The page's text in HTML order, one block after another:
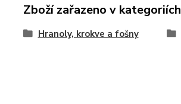
Zboží zařazeno v kategoriích
Hranoly, krokve a fošny